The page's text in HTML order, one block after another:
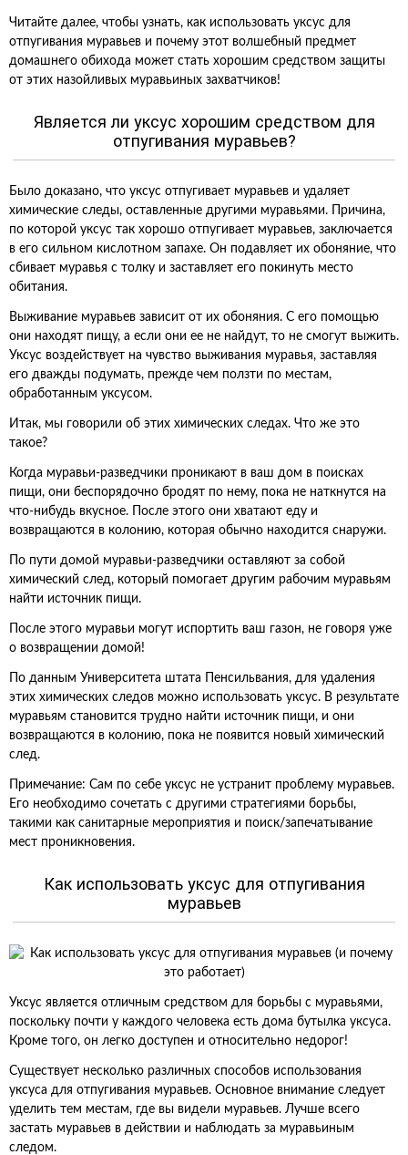
Читайте далее, чтобы узнать, как использовать уксус для
отпугивания муравьев и почему этот волшебный предмет
домашнего обихода может стать хорошим средством защиты
от этих назойливых муравьиных захватчиков!
Является ли уксус хорошим средством для
отпугивания муравьев?
Было доказано, что уксус отпугивает муравьев и удаляет
химические следы, оставленные другими муравьями. Причина,
по которой уксус так хорошо отпугивает муравьев, заключается
в его сильном кислотном запахе. Он подавляет их обоняние, что
сбивает муравья с толку и заставляет его покинуть место
обитания.
Выживание муравьев зависит от их обоняния. С его помощью
они находят пищу, а если они ее не найдут, то не смогут выжить.
Уксус воздействует на чувство выживания муравья, заставляя
его дважды подумать, прежде чем ползти по местам,
обработанным уксусом.
Итак, мы говорили об этих химических следах. Что же это
такое?
Когда муравьи-разведчики проникают в ваш дом в поисках
пищи, они беспорядочно бродят по нему, пока не наткнутся на
что-нибудь вкусное. После этого они хватают еду и
возвращаются в колонию, которая обычно находится снаружи.
По пути домой муравьи-разведчики оставляют за собой
химический след, который помогает другим рабочим муравьям
найти источник пищи.
После этого муравьи могут испортить ваш газон, не говоря уже
о возвращении домой!
По данным Университета штата Пенсильвания, для удаления
этих химических следов можно использовать уксус. В результате
муравьям становится трудно найти источник пищи, и они
возвращаются в колонию, пока не появится новый химический
след.
Примечание: Сам по себе уксус не устранит проблему муравьев.
Его необходимо сочетать с другими стратегиями борьбы,
такими как санитарные мероприятия и поиск/запечатывание
мест проникновения.
Как использовать уксус для отпугивания
муравьев
Уксус является отличным средством для борьбы с муравьями,
поскольку почти у каждого человека есть дома бутылка уксуса.
Кроме того, он легко доступен и относительно недорог!
Существует несколько различных способов использования
уксуса для отпугивания муравьев. Основное внимание следует
уделить тем местам, где вы видели муравьев. Лучше всего
застать муравьев в действии и наблюдать за муравьиным
следом.